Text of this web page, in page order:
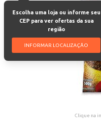
Escolha uma loja ou informe seu
CEP para ver ofertas da sua
região
INFORMAR LOCALIZAÇÃO
Clique na